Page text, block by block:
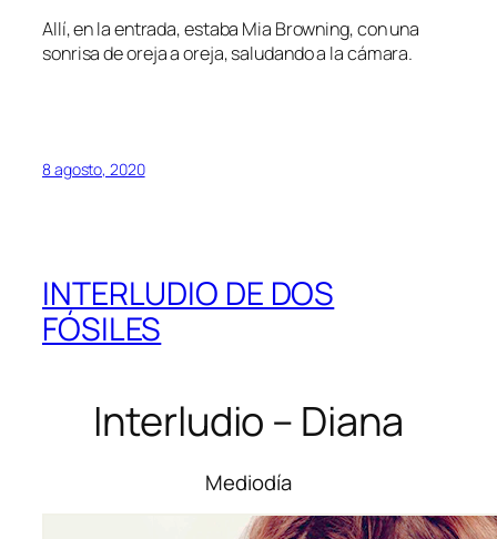
Allí, en la entrada, estaba Mia Browning, con una
sonrisa de oreja a oreja, saludando a la cámara.
8 agosto, 2020
INTERLUDIO DE DOS
FÓSILES
Interludio – Diana
Mediodía